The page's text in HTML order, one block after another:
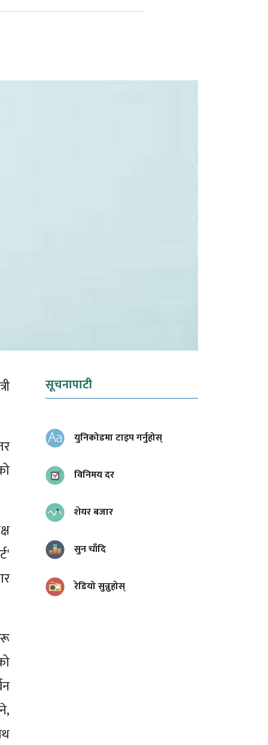
सूचनापाटी
युनिकोडमा टाइप गर्नुहोस्
विनिमय दर
शेयर बजार
सुन चाँदि
रेडियो सुन्नुहोस्